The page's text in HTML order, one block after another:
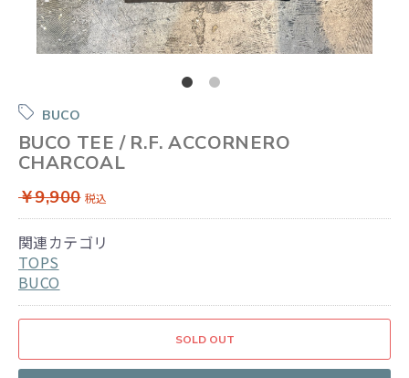
BUCO
BUCO TEE / R.F. ACCORNERO
CHARCOAL
￥9,900 税込
関連カテゴリ
TOPS
BUCO
SOLD OUT